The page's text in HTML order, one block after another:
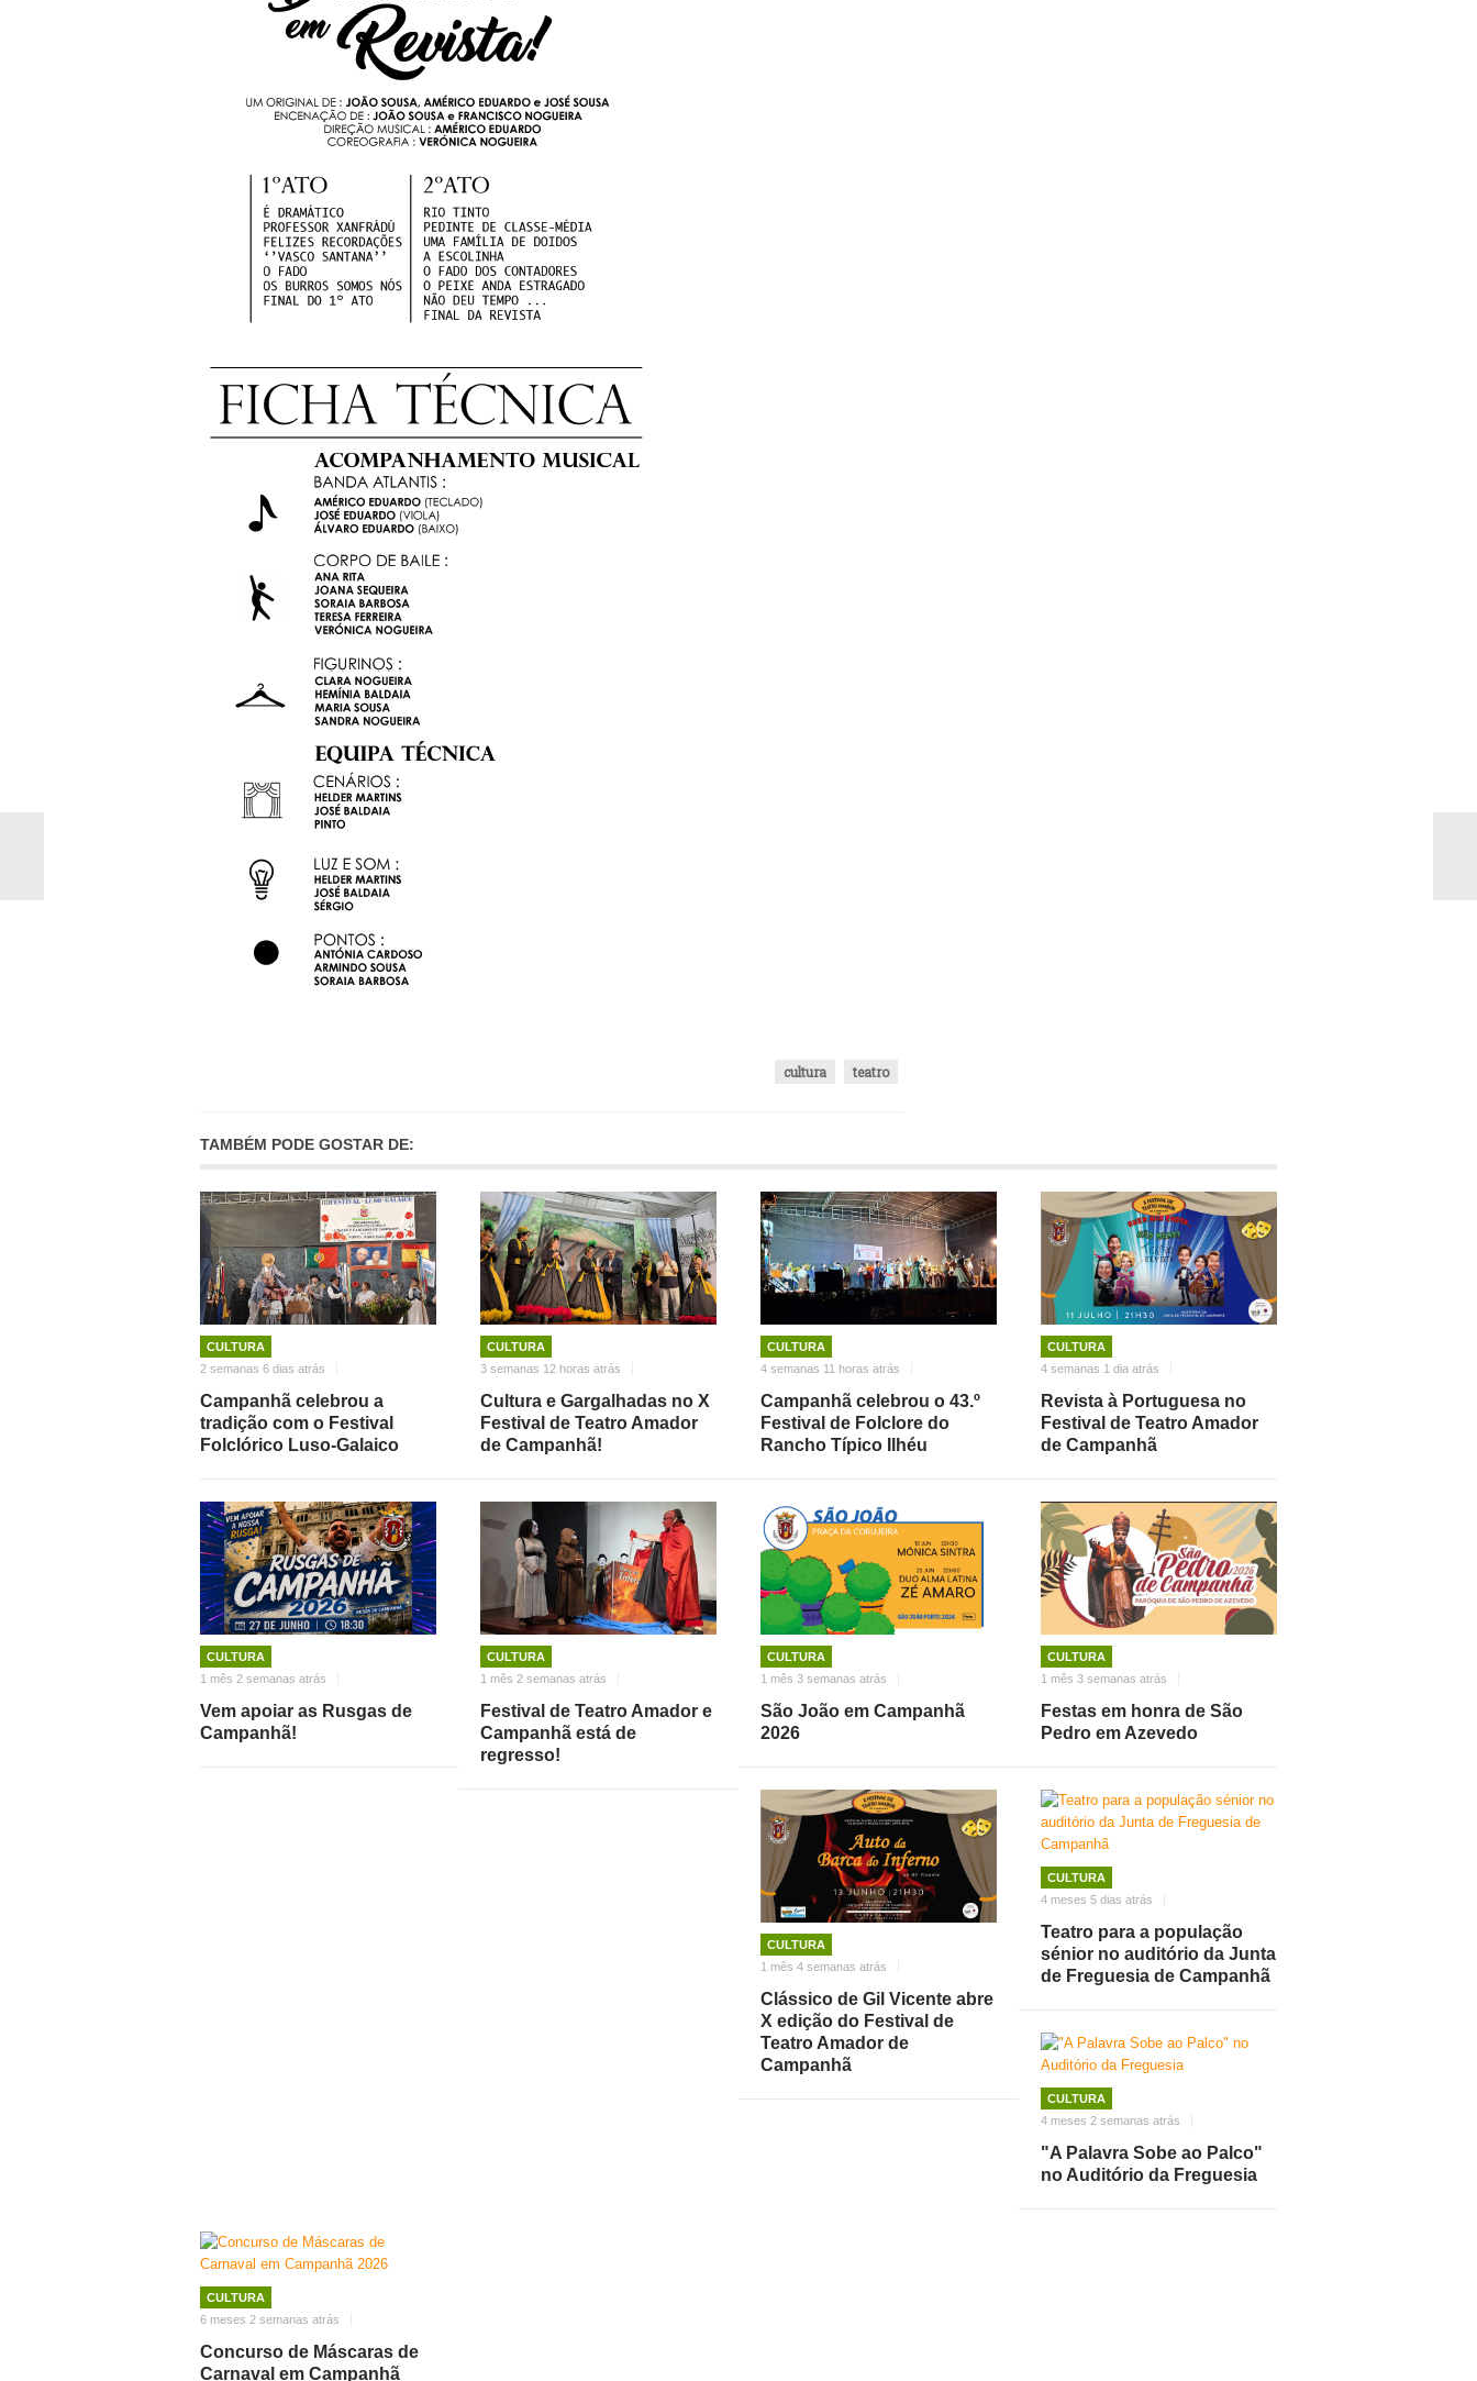
cultura teatro
TAMBÉM PODE GOSTAR DE:
CULTURA
2 semanas 6 dias atrás
Campanhã celebrou a
tradição com o Festival
Folclórico Luso-Galaico
CULTURA
3 semanas 12 horas atrás
Cultura e Gargalhadas no X
Festival de Teatro Amador
de Campanhã!
CULTURA
4 semanas 11 horas atrás
Campanhã celebrou o 43.º
Festival de Folclore do
Rancho Típico Ilhéu
CULTURA
4 semanas 1 dia atrás
Revista à Portuguesa no
Festival de Teatro Amador
de Campanhã
CULTURA
1 mês 2 semanas atrás
Vem apoiar as Rusgas de
Campanhã!
CULTURA
1 mês 2 semanas atrás
Festival de Teatro Amador e
Campanhã está de
regresso!
CULTURA
1 mês 3 semanas atrás
São João em Campanhã
2026
CULTURA
1 mês 3 semanas atrás
Festas em honra de São
Pedro em Azevedo
CULTURA
1 mês 4 semanas atrás
Clássico de Gil Vicente abre
X edição do Festival de
Teatro Amador de
Campanhã
CULTURA
4 meses 5 dias atrás
Teatro para a população
sénior no auditório da Junta
de Freguesia de Campanhã
CULTURA
4 meses 2 semanas atrás
"A Palavra Sobe ao Palco"
no Auditório da Freguesia
CULTURA
6 meses 2 semanas atrás
Concurso de Máscaras de
Carnaval em Campanhã